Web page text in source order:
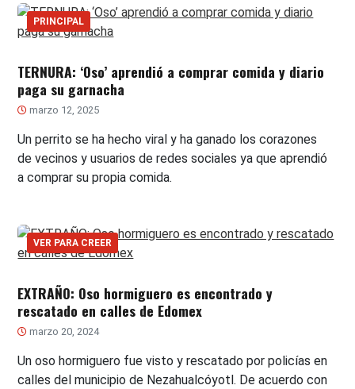
PRINCIPAL
TERNURA: ‘Oso’ aprendió a comprar comida y diario
paga su garnacha
marzo 12, 2025
Un perrito se ha hecho viral y ha ganado los corazones
de vecinos y usuarios de redes sociales ya que aprendió
a comprar su propia comida.
VER PARA CREER
EXTRAÑO: Oso hormiguero es encontrado y
rescatado en calles de Edomex
marzo 20, 2024
Un oso hormiguero fue visto y rescatado por policías en
calles del municipio de Nezahualcóyotl. De acuerdo con